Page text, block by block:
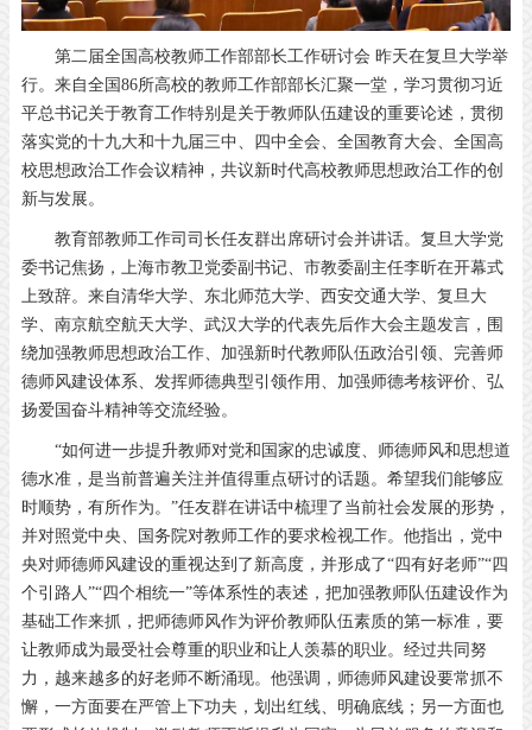
第二届全国高校教师工作部部长工作研讨会 昨天在复旦大学举
行。来自全国86所高校的教师工作部部长汇聚一堂，学习贯彻习近
平总书记关于教育工作特别是关于教师队伍建设的重要论述，贯彻
落实党的十九大和十九届三中、四中全会、全国教育大会、全国高
校思想政治工作会议精神，共议新时代高校教师思想政治工作的创
新与发展。
教育部教师工作司司长任友群出席研讨会并讲话。复旦大学党
委书记焦扬，上海市教卫党委副书记、市教委副主任李昕在开幕式
上致辞。来自清华大学、东北师范大学、西安交通大学、复旦大
学、南京航空航天大学、武汉大学的代表先后作大会主题发言，围
绕加强教师思想政治工作、加强新时代教师队伍政治引领、完善师
德师风建设体系、发挥师德典型引领作用、加强师德考核评价、弘
扬爱国奋斗精神等交流经验。
“如何进一步提升教师对党和国家的忠诚度、师德师风和思想道
德水准，是当前普遍关注并值得重点研讨的话题。希望我们能够应
时顺势，有所作为。”任友群在讲话中梳理了当前社会发展的形势，
并对照党中央、国务院对教师工作的要求检视工作。他指出，党中
央对师德师风建设的重视达到了新高度，并形成了“四有好老师”“四
个引路人”“四个相统一”等体系性的表述，把加强教师队伍建设作为
基础工作来抓，把师德师风作为评价教师队伍素质的第一标准，要
让教师成为最受社会尊重的职业和让人羡慕的职业。经过共同努
力，越来越多的好老师不断涌现。他强调，师德师风建设要常抓不
懈，一方面要在严管上下功夫，划出红线、明确底线；另一方面也